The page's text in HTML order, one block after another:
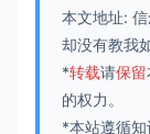
本文地址:
却没有教我
*转载请保留
的权力。
*本站遵循